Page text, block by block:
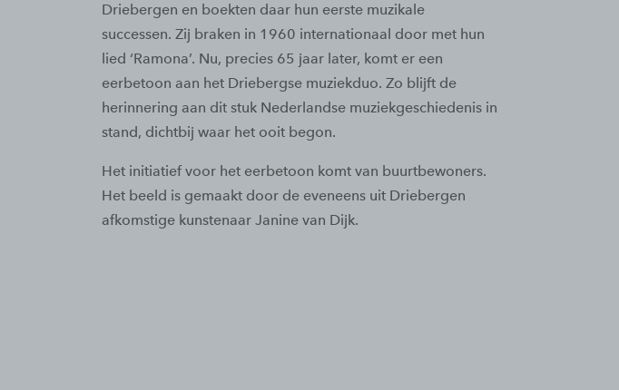
Driebergen en boekten daar hun eerste muzikale
successen. Zij braken in 1960 internationaal door met hun
lied ‘Ramona’. Nu, precies 65 jaar later, komt er een
eerbetoon aan het Driebergse muziekduo. Zo blijft de
herinnering aan dit stuk Nederlandse muziekgeschiedenis in
stand, dichtbij waar het ooit begon.
Het initiatief voor het eerbetoon komt van buurtbewoners.
Het beeld is gemaakt door de eveneens uit Driebergen
afkomstige kunstenaar Janine van Dijk.